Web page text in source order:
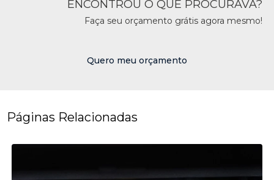
ENCONTROU O QUE PROCURAVA?
Faça seu orçamento grátis agora mesmo!
Quero meu orçamento
Páginas Relacionadas